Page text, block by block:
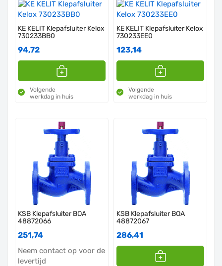
KE KELIT Klepafsluiter Kelox
730233BB0
94,72
Volgende
werkdag in huis
KE KELIT Klepafsluiter Kelox
730233EE0
123,14
Volgende
werkdag in huis
KSB Klepafsluiter BOA
48872066
251,74
Neem contact op voor de
levertijd
KSB Klepafsluiter BOA
48872067
286,41